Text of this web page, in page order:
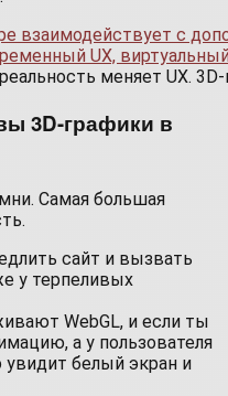
меняет UX.
3D-графики в
Самая большая
сайт и вызвать
у терпеливых
WebGL, и если ты
а у пользователя
увидит белый экран и